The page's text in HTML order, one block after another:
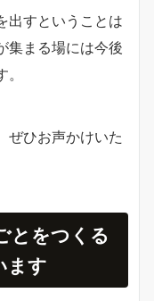
出すということは
集まる場には今後
ぜひお声かけいた
とをつくる
ます